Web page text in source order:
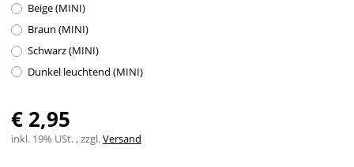
Beige (MINI)
Braun (MINI)
Schwarz (MINI)
Dunkel leuchtend (MINI)
€ 2,95
inkl. 19% USt. , zzgl.Versand